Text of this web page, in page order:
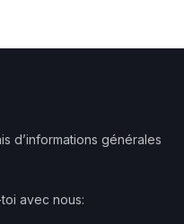
d’informations générales
avec nous: